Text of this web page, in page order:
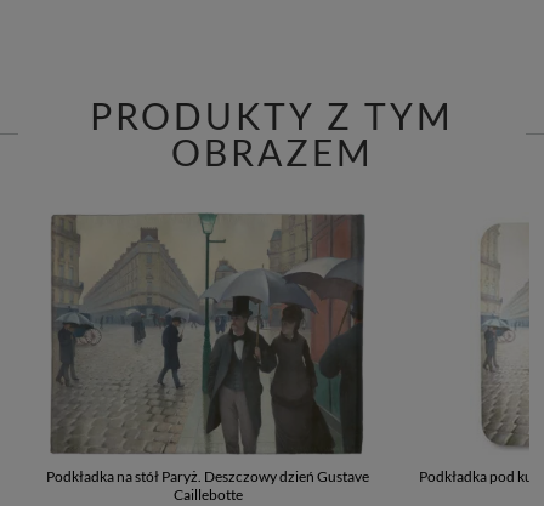
PRODUKTY Z TYM
OBRAZEM
Podkładka na stół Paryż. Deszczowy dzień Gustave
Caillebotte
Podkładka pod